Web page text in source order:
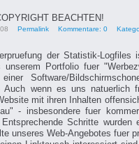
BEACHTEN!
Permalink Kommentare: 0
der Statistik-
unserem Portfolio fuer
Software/
Auch wenn es uns natuerlich
mit ihren Inhalten
- insbesondere fuer
Schritte wurden
unseres Web-Angebotes fuer